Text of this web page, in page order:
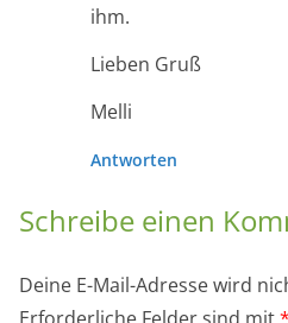
ihm.
Lieben Gruß
Melli
Antworten
Schreibe einen
Deine E-Mail-Adresse wird